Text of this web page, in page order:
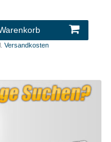
Versandkosten